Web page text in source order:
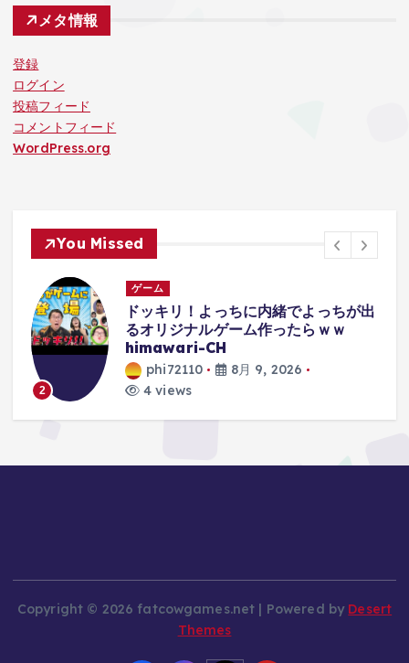
メタ情報
登録
ログイン
投稿フィード
コメントフィード
WordPress.org
You Missed
ゲーム
【完全解説】なぜゲーム機の「決定ボ
タン」は永遠に統一できないのか、
44年続く混乱の歴史を解説【保存
版】
phi72110
Copyright © 2026 fatcowgames.net | Powered by